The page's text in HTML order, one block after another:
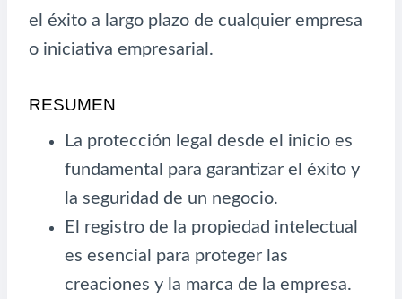
el éxito a largo plazo de cualquier empresa
o iniciativa empresarial.
RESUMEN
La protección legal desde el inicio es
fundamental para garantizar el éxito y
la seguridad de un negocio.
El registro de la propiedad intelectual
es esencial para proteger las
creaciones y la marca de la empresa.